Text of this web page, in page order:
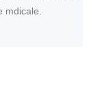
mdicale.